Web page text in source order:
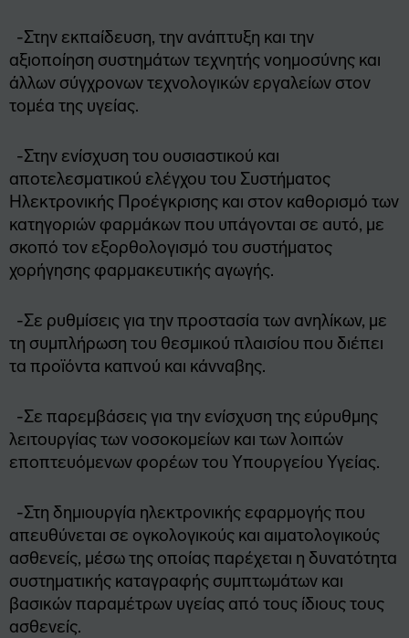
-Στην εκπαίδευση, την ανάπτυξη και την
αξιοποίηση συστημάτων τεχνητής νοημοσύνης και
άλλων σύγχρονων τεχνολογικών εργαλείων στον
τομέα της υγείας.
-Στην ενίσχυση του ουσιαστικού και
αποτελεσματικού ελέγχου του Συστήματος
Ηλεκτρονικής Προέγκρισης και στον καθορισμό των
κατηγοριών φαρμάκων που υπάγονται σε αυτό, με
σκοπό τον εξορθολογισμό του συστήματος
χορήγησης φαρμακευτικής αγωγής.
-Σε ρυθμίσεις για την προστασία των ανηλίκων, με
τη συμπλήρωση του θεσμικού πλαισίου που διέπει
τα προϊόντα καπνού και κάνναβης.
-Σε παρεμβάσεις για την ενίσχυση της εύρυθμης
λειτουργίας των νοσοκομείων και των λοιπών
εποπτευόμενων φορέων του Υπουργείου Υγείας.
-Στη δημιουργία ηλεκτρονικής εφαρμογής που
απευθύνεται σε ογκολογικούς και αιματολογικούς
ασθενείς, μέσω της οποίας παρέχεται η δυνατότητα
συστηματικής καταγραφής συμπτωμάτων και
βασικών παραμέτρων υγείας από τους ίδιους τους
ασθενείς.